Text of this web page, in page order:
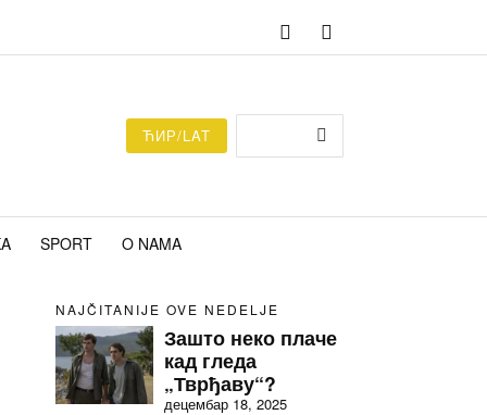
ЋИР/LAT
SPORT O NAMA
NAJČITANIJE OVE NEDELJE
Зашто неко плаче
кад гледа
„Тврђаву“?
децембар 18, 2025